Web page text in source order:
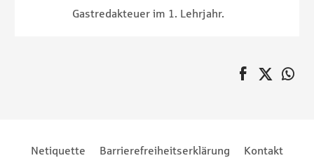
Gastredakteuer im 1. Lehrjahr.
auf
Footernavigation
Netiquette Barrierefreiheitserklärung
Kontakt